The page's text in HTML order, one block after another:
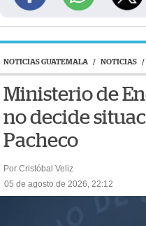
NOTICIAS GUATEMALA / NOTICIAS /
Ministerio de
no decide
Pacheco
Por Cristóbal Veliz
05 de agosto de 2026, 22:12